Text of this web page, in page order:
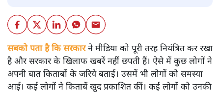
सबको पता है कि सरकारने मीडिया को पूरी तरह नियंत्रित कर रखा
है और सरकार के खिलाफ खबरें नहीं छपती हैं। ऐसे में कुछ लोगों ने
अपनी बात किताबों के जरिये बताई। उसमें भी लोगों को समस्या
आई। कई लोगों ने किताबें खुद प्रकाशित कीं। कई लोगों को उनकी